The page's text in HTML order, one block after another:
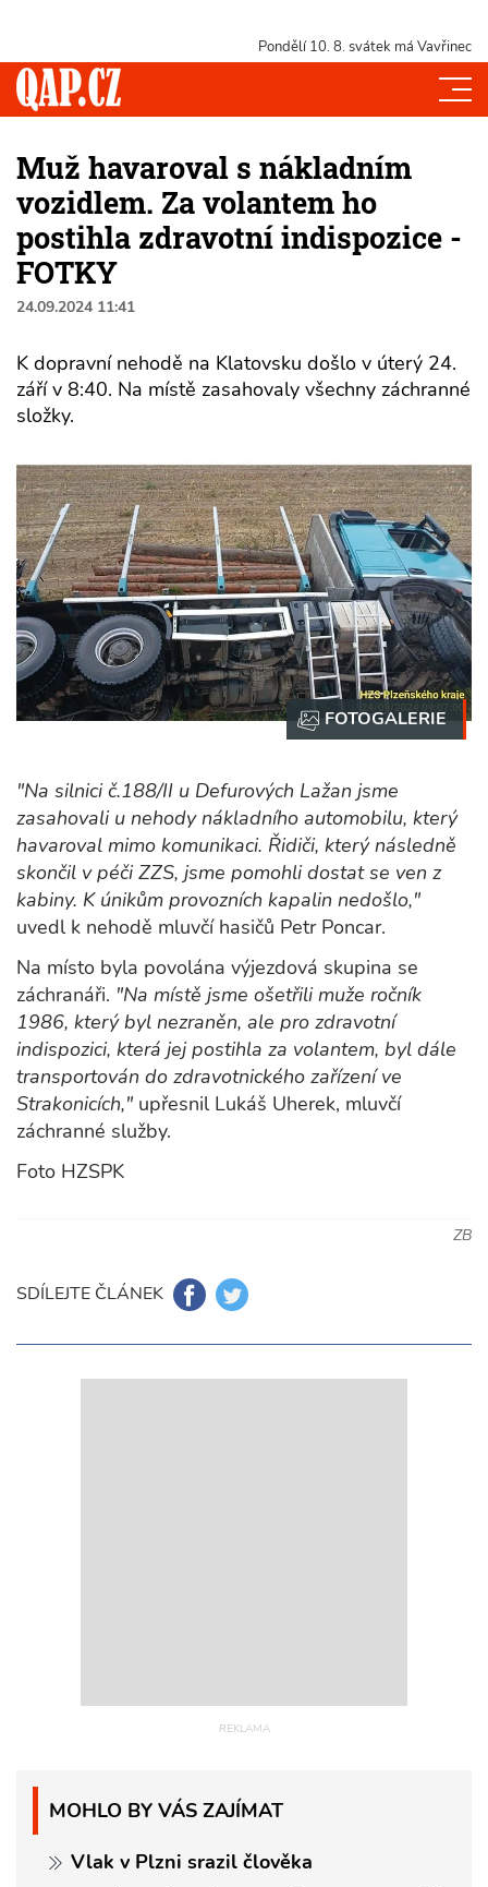
Pondělí 10. 8. svátek má Vavřinec
Muž havaroval s nákladním
vozidlem. Za volantem ho
postihla zdravotní indispozice -
FOTKY
24.09.2024 11:41
K dopravní nehodě na Klatovsku došlo v úterý 24.
září v 8:40. Na místě zasahovaly všechny záchranné
složky.
"Na silnici č.188/II u Defurových Lažan jsme
zasahovali u nehody nákladního automobilu, který
havaroval mimo komunikaci. Řidiči, který následně
skončil v péči ZZS, jsme pomohli dostat se ven z
kabiny. K únikům provozních kapalin nedošlo,"
uvedl k nehodě mluvčí hasičů Petr Poncar.
Na místo byla povolána výjezdová skupina se
záchranáři. "Na místě jsme ošetřili muže ročník
1986, který byl nezraněn, ale pro zdravotní
indispozici, která jej postihla za volantem, byl dále
transportován do zdravotnického zařízení ve
Strakonicích," upřesnil Lukáš Uherek, mluvčí
záchranné služby.
Foto HZSPK
ZB
SDÍLEJTE ČLÁNEK
MOHLO BY VÁS ZAJÍMAT
Vlak v Plzni srazil člověka